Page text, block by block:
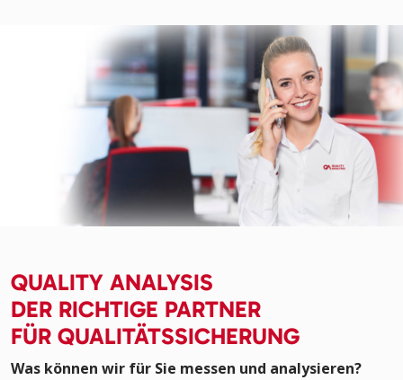
QUALITY ANALYSIS
DER RICHTIGE PARTNER
FÜR QUALITÄTSSICHERUNG
Was können wir für Sie messen und analysieren?